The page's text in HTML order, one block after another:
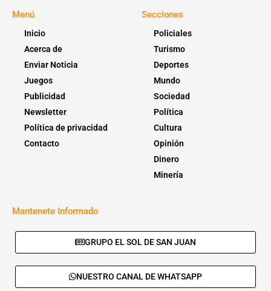
Menú
Inicio
Acerca de
Enviar Noticia
Juegos
Publicidad
Newsletter
Política de privacidad
Contacto
Secciones
Policiales
Turismo
Deportes
Mundo
Sociedad
Política
Cultura
Opinión
Dinero
Minería
Mantenete Informado
GRUPO EL SOL DE SAN JUAN
NUESTRO CANAL DE WHATSAPP